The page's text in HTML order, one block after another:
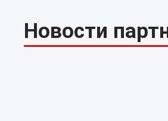
Новости